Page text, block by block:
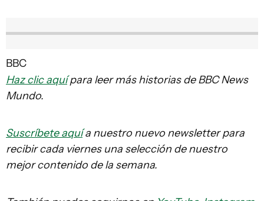
BBC
Haz clic aquípara leer más historias de BBC News
Mundo.
Suscríbete aquía nuestro nuevo newsletter para
recibir cada viernes una selección de nuestro
mejor contenido de la semana.